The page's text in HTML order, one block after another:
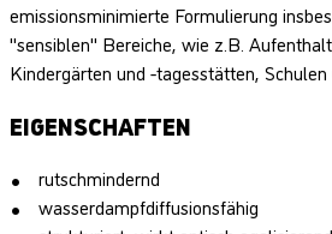
emissionsminimierte Formulierung
"sensiblen" Bereiche, wie z.B.
Kindergärten und -tagesstätten, Schulen
EIGENSCHAFTEN
rutschmindernd
wasserdampfdiffusionsfähig